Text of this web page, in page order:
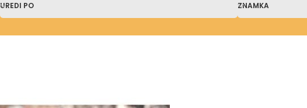
UREDI PO ZNAMKA